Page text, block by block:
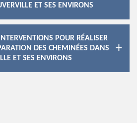
ET SES ENVIRONS
POUR RÉALISER
DES CHEMINÉES DANS
ET SES ENVIRONS